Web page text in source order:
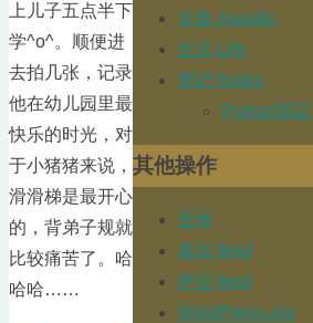
上儿子五点半下
学^o^。顺便进
去拍几张，记录
他在幼儿园里最
快乐的时光，对
于小猪猪来说，
滑滑梯是最开心
的，背弟子规就
比较痛苦了。哈
哈哈……
水族 Aquatic
生活 Life
笔记 Notes
Python笔记
其他操作
登录
条目 feed
评论 feed
WordPress.org